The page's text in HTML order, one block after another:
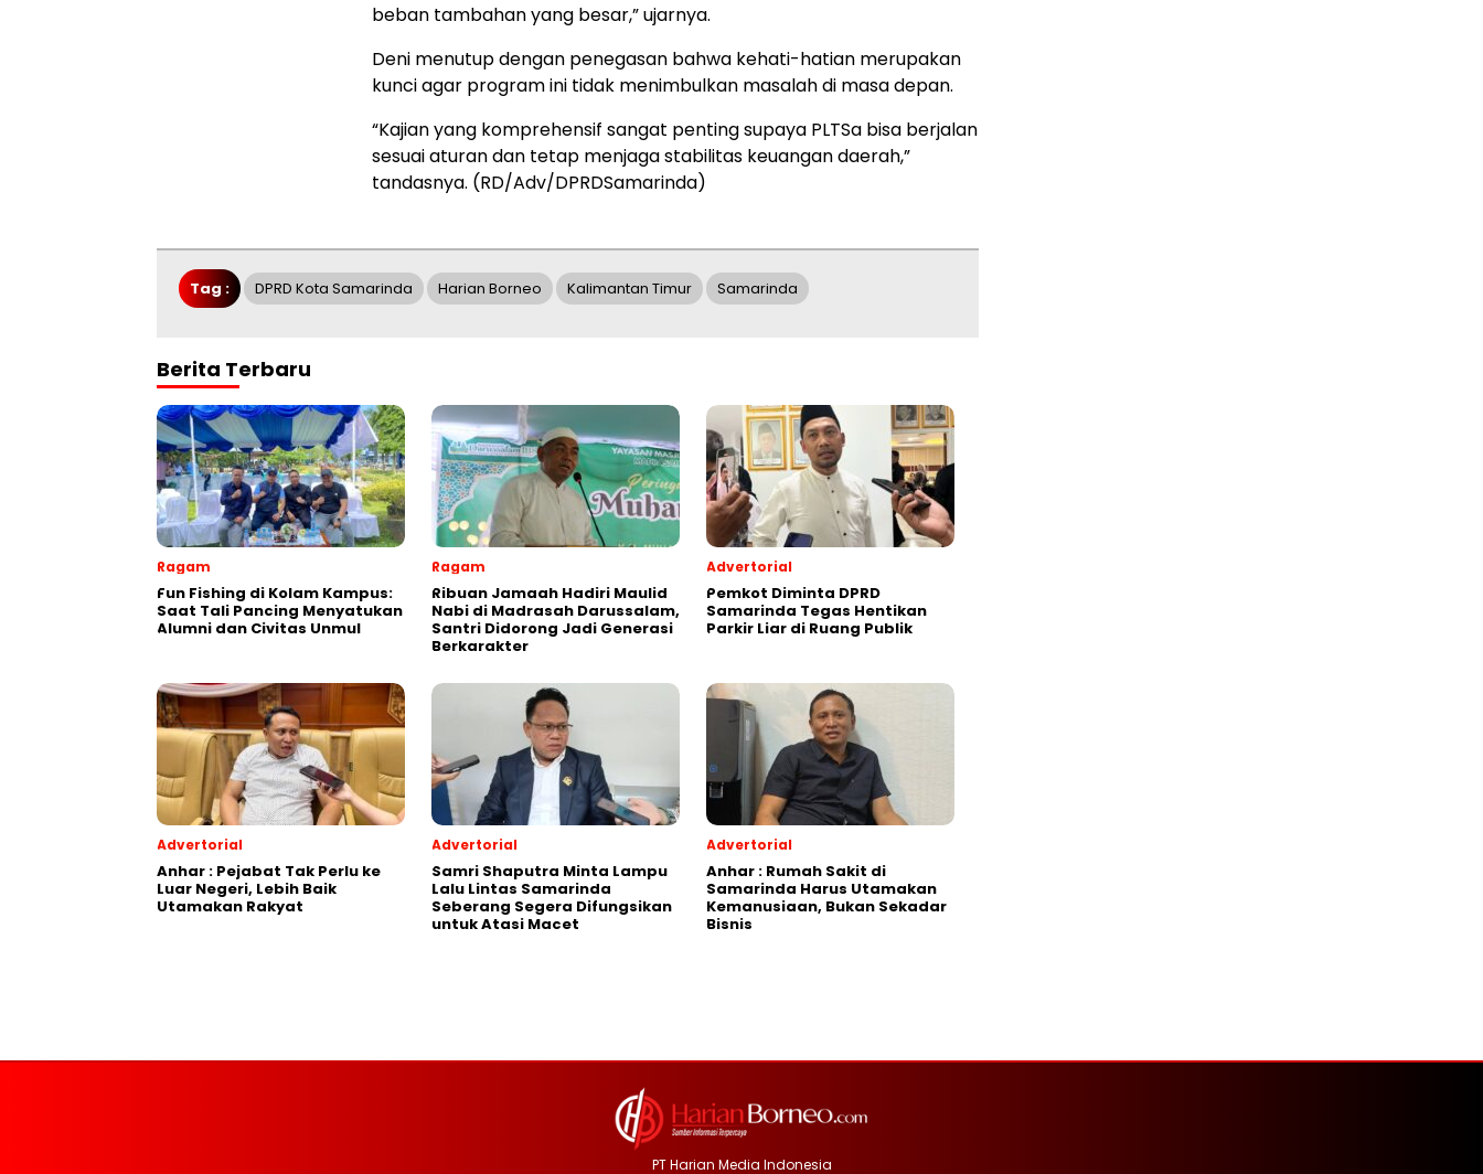
beban tambahan yang besar,” ujarnya.
Deni menutup dengan penegasan bahwa kehati-hatian merupakan
kunci agar program ini tidak menimbulkan masalah di masa depan.
“Kajian yang komprehensif sangat penting supaya PLTSa bisa berjalan
sesuai aturan dan tetap menjaga stabilitas keuangan daerah,”
tandasnya. (RD/Adv/DPRDSamarinda)
Tag : DPRD Kota Samarinda Harian Borneo Kalimantan Timur Samarinda
Berita Terbaru
Ragam
Fun Fishing di Kolam Kampus:
Saat Tali Pancing Menyatukan
Alumni dan Civitas Unmul
Ragam
Ribuan Jamaah Hadiri Maulid
Nabi di Madrasah Darussalam,
Santri Didorong Jadi Generasi
Berkarakter
Advertorial
Pemkot Diminta DPRD
Samarinda Tegas Hentikan
Parkir Liar di Ruang Publik
Advertorial
Anhar : Pejabat Tak Perlu ke
Luar Negeri, Lebih Baik
Utamakan Rakyat
Advertorial
Samri Shaputra Minta Lampu
Lalu Lintas Samarinda
Seberang Segera Difungsikan
untuk Atasi Macet
Advertorial
Anhar : Rumah Sakit di
Samarinda Harus Utamakan
Kemanusiaan, Bukan Sekadar
Bisnis
PT Harian Media Indonesia